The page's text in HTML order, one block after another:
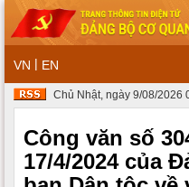
VN | EN
Chủ Nhật, ngày 9/08/2026
Công văn số
17/4/2024 của